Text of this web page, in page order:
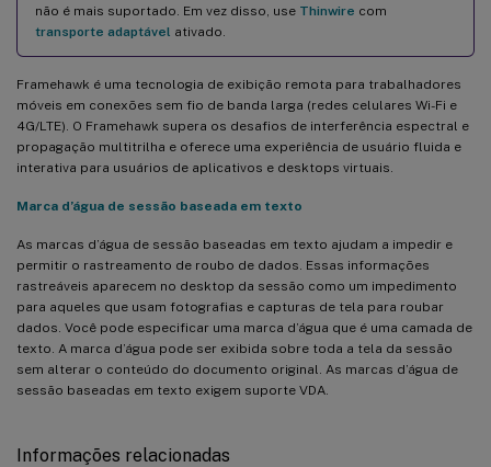
não é mais suportado. Em vez disso, use Thinwire com
transporte adaptável ativado.
Framehawk é uma tecnologia de exibição remota para trabalhadores
móveis em conexões sem fio de banda larga (redes celulares Wi-Fi e
4G/LTE). O Framehawk supera os desafios de interferência espectral e
propagação multitrilha e oferece uma experiência de usuário fluida e
interativa para usuários de aplicativos e desktops virtuais.
Marca d’água de sessão baseada em texto
As marcas d’água de sessão baseadas em texto ajudam a impedir e
permitir o rastreamento de roubo de dados. Essas informações
rastreáveis aparecem no desktop da sessão como um impedimento
para aqueles que usam fotografias e capturas de tela para roubar
dados. Você pode especificar uma marca d’água que é uma camada de
texto. A marca d’água pode ser exibida sobre toda a tela da sessão
sem alterar o conteúdo do documento original. As marcas d’água de
sessão baseadas em texto exigem suporte VDA.
Informações relacionadas